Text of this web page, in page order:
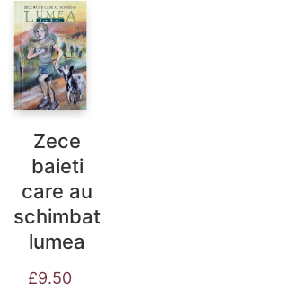
Zece
baieti
care au
schimbat
lumea
£9.50